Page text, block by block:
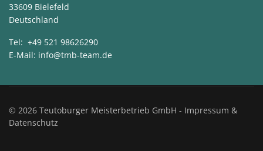
33609 Bielefeld
Deutschland
Tel: +49 521 98626290
E-Mail: info@tmb-team.de
© 2026 Teutoburger Meisterbetrieb GmbH - Impressum &
Datenschutz